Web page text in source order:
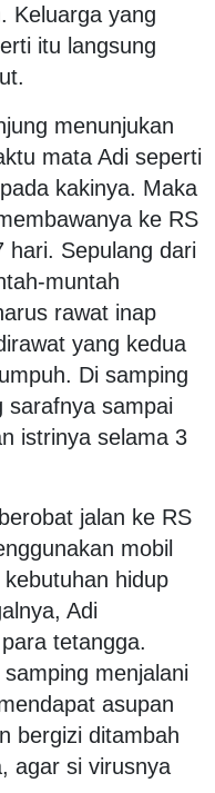
Keluarga yang
itu langsung
menunjukan
mata Adi seperti
kakinya. Maka
ke RS
hari. Sepulang dari
muntah
rawat inap
yang kedua
Di samping
sarafnya sampai
istrinya selama 3
jalan ke RS
mobil
hidup
Adi
tetangga.
menjalani
asupan
bergizi ditambah
agar si virusnya